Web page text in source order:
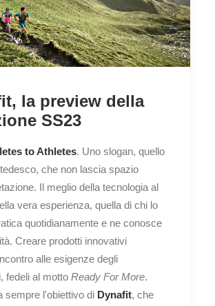
la preview della
SS23
to Athletes. Uno slogan, quello
che non lascia spazio
Il meglio della tecnologia al
vera esperienza, quella di chi lo
quotidianamente e ne conosce
Creare prodotti innovativi
alle esigenze degli
fedeli al motto Ready For More.
sempre l'obiettivo di Dynafit, che